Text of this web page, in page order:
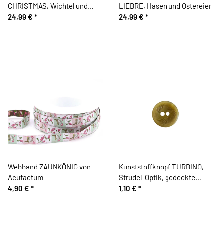
CHRISTMAS, Wichtel und
Häuser
24,99 € *
LIEBRE, Hasen und Ostereier
24,99 € *
Webband ZAUNKÖNIG von
Acufactum
4,90 € *
Kunststoffknopf TURBINO,
Strudel-Optik, gedeckte
limette, Union Knopf
1,10 € *